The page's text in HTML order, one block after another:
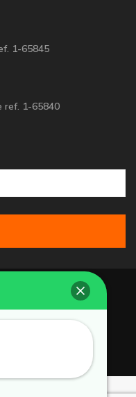
1-65845
ref. 1-65840
All Rights Reserved.